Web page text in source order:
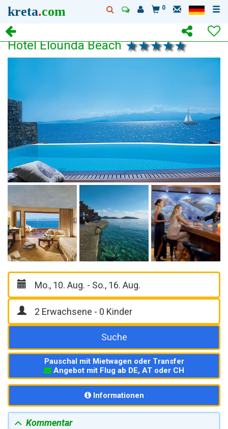
kreta.com 0
Hotel Elounda Beach
Suche
Pauschal mit Mietwagen oder Transfer
Angebot mit Flug ab DE, AT oder CH
Informationen
Kommentar